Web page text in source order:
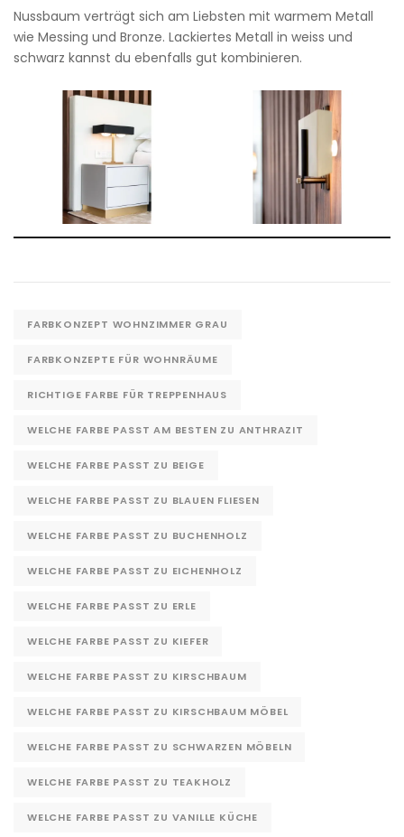
Nussbaum verträgt sich am Liebsten mit warmem Metall
wie Messing und Bronze. Lackiertes Metall in weiss und
schwarz kannst du ebenfalls gut kombinieren.
FARBKONZEPT WOHNZIMMER GRAU
FARBKONZEPTE FÜR WOHNRÄUME
RICHTIGE FARBE FÜR TREPPENHAUS
WELCHE FARBE PASST AM BESTEN ZU ANTHRAZIT
WELCHE FARBE PASST ZU BEIGE
WELCHE FARBE PASST ZU BLAUEN FLIESEN
WELCHE FARBE PASST ZU BUCHENHOLZ
WELCHE FARBE PASST ZU EICHENHOLZ
WELCHE FARBE PASST ZU ERLE
WELCHE FARBE PASST ZU KIEFER
WELCHE FARBE PASST ZU KIRSCHBAUM
WELCHE FARBE PASST ZU KIRSCHBAUM MÖBEL
WELCHE FARBE PASST ZU SCHWARZEN MÖBELN
WELCHE FARBE PASST ZU TEAKHOLZ
WELCHE FARBE PASST ZU VANILLE KÜCHE